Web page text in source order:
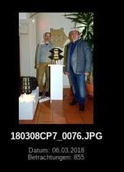
180308CP7_0076.JPG
Datum: 06.03.2018
Betrachtungen: 855